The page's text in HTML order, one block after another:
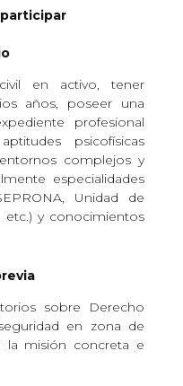
en activo, tener
años, poseer una
profesional
psicofísicas
complejos y
especialidades
Unidad de
etc.) y conocimientos
sobre Derecho
en zona de
la misión concreta e